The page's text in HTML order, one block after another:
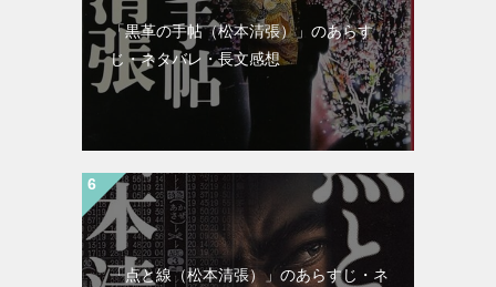
「黒革の手帖（松本清張）」のあらす
じ・ネタバレ・長文感想
「点と線（松本清張）」のあらすじ・ネ